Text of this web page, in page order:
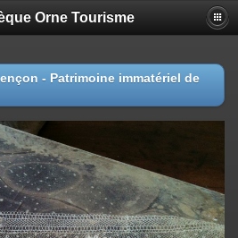
Orne Tourisme
- Patrimoine immatériel de